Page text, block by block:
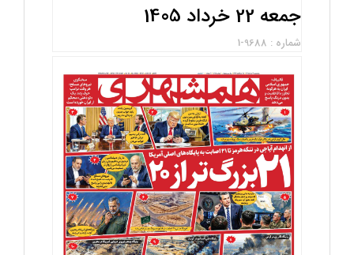
جمعه 22 خرداد 1405
شماره : 9688-1